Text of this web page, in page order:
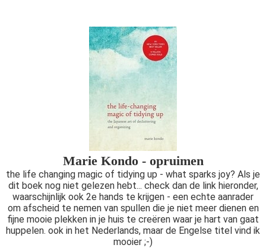
Marie Kondo - opruimen
the life changing magic of tidying up - what sparks joy? Als je
dit boek nog niet gelezen hebt... check dan de link hieronder,
waarschijnlijk ook 2e hands te krijgen - een echte aanrader
om afscheid te nemen van spullen die je niet meer dienen en
fijne mooie plekken in je huis te creëren waar je hart van gaat
huppelen. ook in het Nederlands, maar de Engelse titel vind ik
mooier ;-)